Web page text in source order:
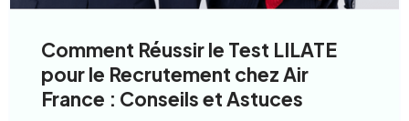
Comment Réussir le Test LILATE
pour le Recrutement chez Air
France : Conseils et Astuces